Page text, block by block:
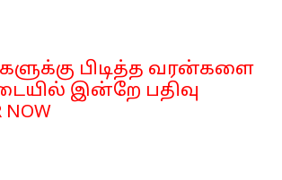
பிடித்த வரன்களை
இன்றே பதிவு